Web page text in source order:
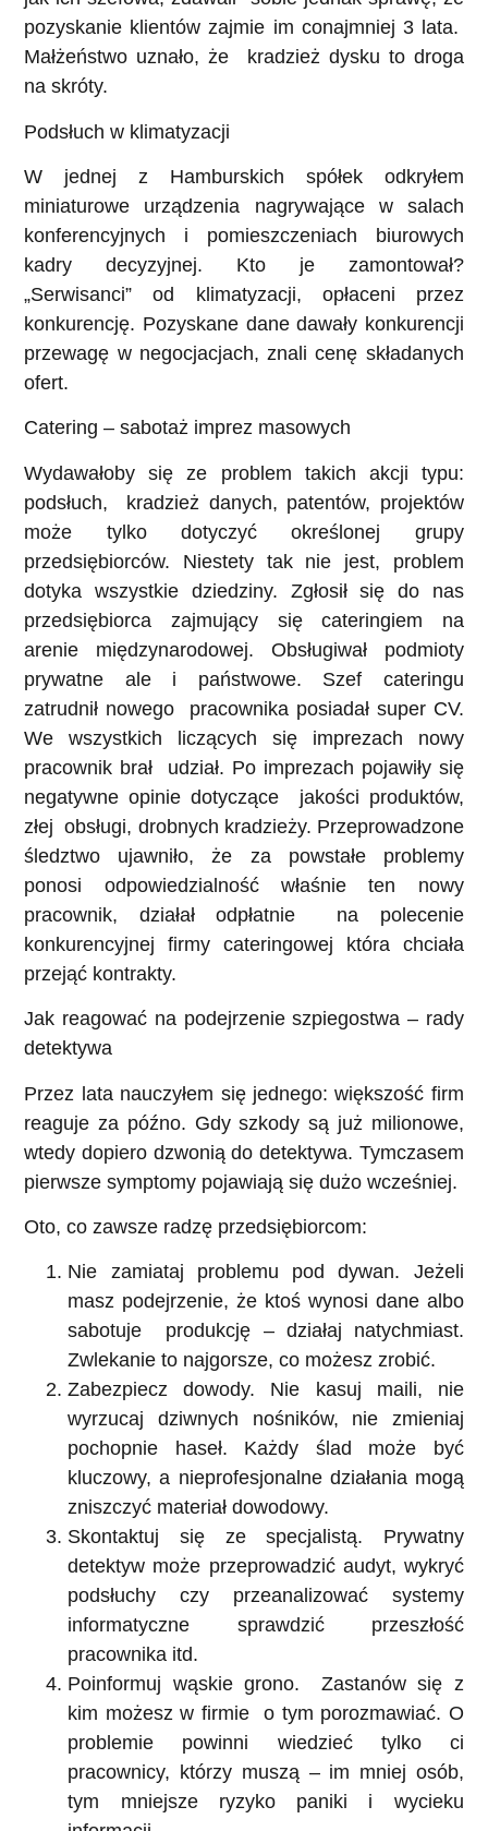
pozyskanie klientów zajmie im conajmniej 3 lata.
Małżeństwo uznało, że kradzież dysku to droga
na skróty.
Podsłuch w klimatyzacji
W jednej z Hamburskich spółek odkryłem
miniaturowe urządzenia nagrywające w salach
konferencyjnych i pomieszczeniach biurowych
kadry decyzyjnej. Kto je zamontował?
„Serwisanci” od klimatyzacji, opłaceni przez
konkurencję. Pozyskane dane dawały konkurencji
przewagę w negocjacjach, znali cenę składanych
ofert.
Catering – sabotaż imprez masowych
Wydawałoby się ze problem takich akcji typu:
podsłuch, kradzież danych, patentów, projektów
może tylko dotyczyć określonej grupy
przedsiębiorców. Niestety tak nie jest, problem
dotyka wszystkie dziedziny. Zgłosił się do nas
przedsiębiorca zajmujący się cateringiem na
arenie międzynarodowej. Obsługiwał podmioty
prywatne ale i państwowe. Szef cateringu
zatrudnił nowego pracownika posiadał super CV.
We wszystkich liczących się imprezach nowy
pracownik brał udział. Po imprezach pojawiły się
negatywne opinie dotyczące jakości produktów,
złej obsługi, drobnych kradzieży. Przeprowadzone
śledztwo ujawniło, że za powstałe problemy
ponosi odpowiedzialność właśnie ten nowy
pracownik, działał odpłatnie na polecenie
konkurencyjnej firmy cateringowej która chciała
przejąć kontrakty.
Jak reagować na podejrzenie szpiegostwa – rady
detektywa
Przez lata nauczyłem się jednego: większość firm
reaguje za późno. Gdy szkody są już milionowe,
wtedy dopiero dzwonią do detektywa. Tymczasem
pierwsze symptomy pojawiają się dużo wcześniej.
Oto, co zawsze radzę przedsiębiorcom:
Nie zamiataj problemu pod dywan. Jeżeli
masz podejrzenie, że ktoś wynosi dane albo
sabotuje produkcję – działaj natychmiast.
Zwlekanie to najgorsze, co możesz zrobić.
Zabezpiecz dowody. Nie kasuj maili, nie
wyrzucaj dziwnych nośników, nie zmieniaj
pochopnie haseł. Każdy ślad może być
kluczowy, a nieprofesjonalne działania mogą
zniszczyć materiał dowodowy.
Skontaktuj się ze specjalistą. Prywatny
detektyw może przeprowadzić audyt, wykryć
podsłuchy czy przeanalizować systemy
informatyczne sprawdzić przeszłość
pracownika itd.
Poinformuj wąskie grono. Zastanów się z
kim możesz w firmie o tym porozmawiać. O
problemie powinni wiedzieć tylko ci
pracownicy, którzy muszą – im mniej osób,
tym mniejsze ryzyko paniki i wycieku